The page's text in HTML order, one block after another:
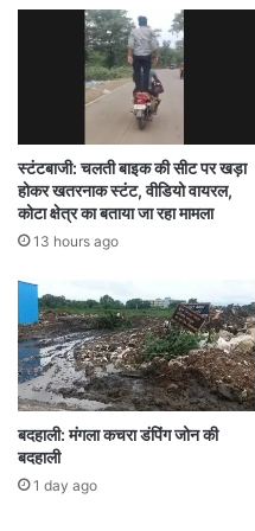
हुए अब महिलाएं खुद को
युवती के साथ सामूहिक
केशकाल थाना क्षेत्र में नौ
साथ हुए सामूहिक अनाचार
बाद मामला सामने आया।
पीड़िता और उसके परिवार ने
थी, लेकिन 29 अगस्त को
केशकाल थाना पहुँचकर पूरे
करवाई और न्याय की मांग
तत्परता और संयुक्त टीम के
पांचों आरोपियों को गिरफ्तार
स्टंटबाजी: चलती बाइक की सीट पर खड़ा
होकर खतरनाक स्टंट, वीडियो वायरल,
कोटा क्षेत्र का बताया जा रहा मामला
13 hours ago
बदहाली: मंगला कचरा डंपिंग जोन की
बदहाली
1 day ago